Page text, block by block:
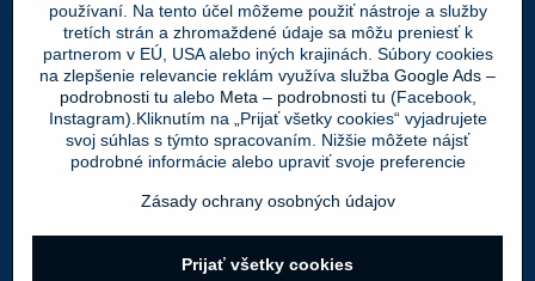
Osobný odber
Navštívte našu predajňu - SHOWROOM
Obuv LEON, Mlynská 21, 040 01 Košice
Váš Objednaný tovar si môžete ZADARMO
vyzdvihnúť v PO - PIA 9:00 - 17:00 hod.
©2026Copyright
používaní. Na tento účel môžeme použiť nástroje a služby
tretích strán a zhromaždené údaje sa môžu preniesť k
partnerom v EÚ, USA alebo iných krajinách. Súbory cookies
na zlepšenie relevancie reklám využíva služba Google Ads –
podrobnosti tu alebo Meta – podrobnosti tu (Facebook,
Instagram).Kliknutím na „Prijať všetky cookies“ vyjadrujete
svoj súhlas s týmto spracovaním. Nižšie môžete nájsť
podrobné informácie alebo upraviť svoje preferencie
Zásady ochrany osobných údajov
Prijať všetky cookies